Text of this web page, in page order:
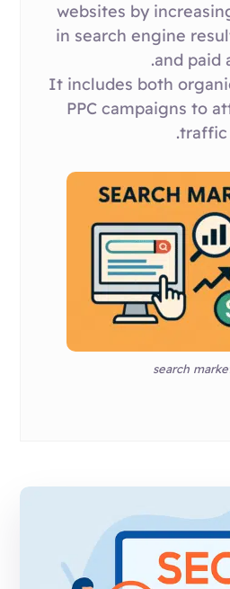
websites by
in search engine
and paid
It includes both
PPC campaigns to
traffic.
search